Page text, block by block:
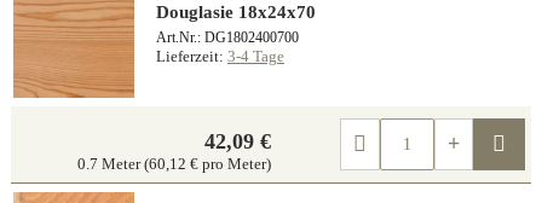
Douglasie 18x24x70
Art.Nr.: DG1802400700
Lieferzeit: 3-4 Tage
42,09 €
0.7 Meter (60,12 € pro Meter)